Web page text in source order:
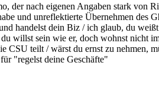
der nach eigenen Angaben stark von
und unreflektierte Übernehmen des
handelst dein Biz / ich glaub, du
willst sein wie er, doch wohnst nicht
CSU teilt / wärst du ernst zu nehmen,
"regelst deine Geschäfte"